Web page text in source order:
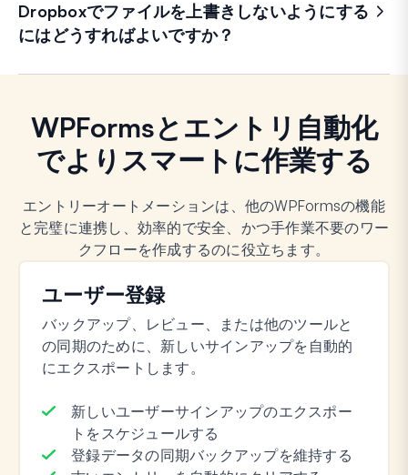
Dropboxでファイルを上書きしないようにする
にはどうすればよいですか？
WPFormsとエントリ自動化
でよりスマートに作業する
エントリーオートメーションは、他のWPFormsの機能
と完璧に連携し、効率的で安全、かつ手作業不要のワー
クフローを作成するのに役立ちます。
ユーザー登録
バックアップ、レビュー、または他のツールと
の同期のために、新しいサインアップを自動的
にエクスポートします。
新しいユーザーサインアップのエクスポー
トをスケジュールする
登録データの同期バックアップを維持する